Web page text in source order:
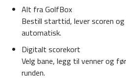
Alt fra GolfBox
Bestill starttid, lever scoren
automatisk.
Digitalt scorekort
Velg bane, legg til venner og
runden.